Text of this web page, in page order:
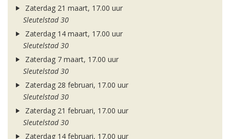
Zaterdag 21 maart, 17.00 uur
Sleutelstad 30
Zaterdag 14 maart, 17.00 uur
Sleutelstad 30
Zaterdag 7 maart, 17.00 uur
Sleutelstad 30
Zaterdag 28 februari, 17.00 uur
Sleutelstad 30
Zaterdag 21 februari, 17.00 uur
Sleutelstad 30
Zaterdag 14 februari, 17.00 uur